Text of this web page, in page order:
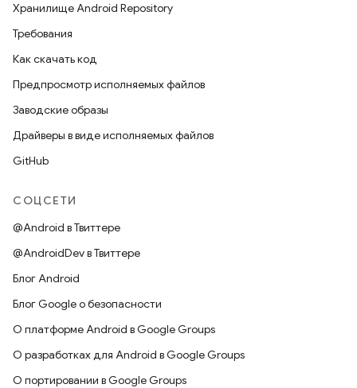
Хранилище Android Repository
Требования
Как скачать код
Предпросмотр исполняемых файлов
Заводские образы
Драйверы в виде исполняемых файлов
GitHub
СОЦСЕТИ
@Android в Твиттере
@AndroidDev в Твиттере
Блог Android
Блог Google о безопасности
О платформе Android в Google Groups
О разработках для Android в Google Groups
О портировании в Google Groups